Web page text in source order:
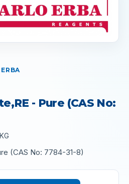
- Pure (CAS No:
(CAS No: 7784-31-8)